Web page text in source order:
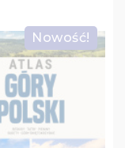
Nowość!